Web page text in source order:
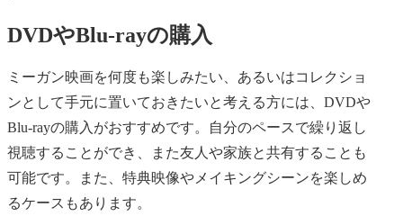
DVDやBlu-rayの購入
ミーガン映画を何度も楽しみたい、あるいはコレクショ
ンとして手元に置いておきたいと考える方には、DVDや
Blu-rayの購入がおすすめです。自分のペースで繰り返し
視聴することができ、また友人や家族と共有することも
可能です。また、特典映像やメイキングシーンを楽しめ
るケースもあります。